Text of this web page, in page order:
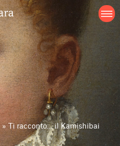
»Ti racconto… il Kamishibai